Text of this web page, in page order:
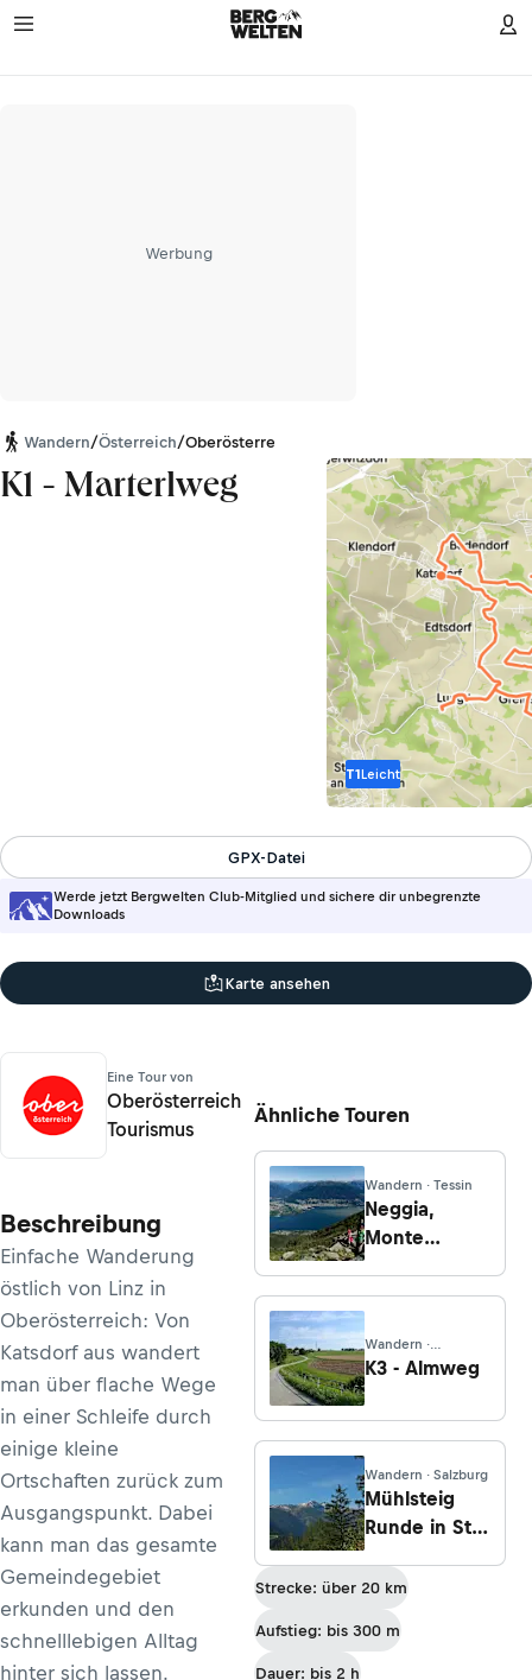
Werbung
Wandern/Österreich/Oberösterreich
K1 - Marterlweg
T1Leicht
Werde jetzt Bergwelten Club-Mitglied und sichere dir unbegrenzte
Downloads
GPX-Datei
Karte ansehen
Eine Tour von
Oberösterreich
Tourismus
Beschreibung
Einfache Wanderung
östlich von Linz in
Oberösterreich: Von
Katsdorf aus wandert
man über flache Wege
in einer Schleife durch
einige kleine
Ortschaften zurück zum
Ausgangspunkt. Dabei
kann man das gesamte
Gemeindegebiet
erkunden und den
schnelllebigen Alltag
hinter sich lassen.
Ähnliche Touren
Wandern · Tessin
Neggia,
Monte
Indemini:
wundervolle
Aussicht
Wandern ·
Oberösterreich
K3 - Almweg
Wandern · Salzburg
Mühlsteig
Runde in St.
Lungau
Strecke: über 20 km
Aufstieg: bis 300 m
Dauer: bis 2 h